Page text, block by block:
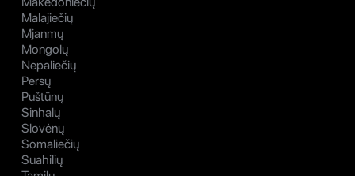
Malajiečių
Mjanmų
Mongolų
Nepaliečių
Persų
Puštūnų
Sinhalų
Slovėnų
Somaliečių
Suahilių